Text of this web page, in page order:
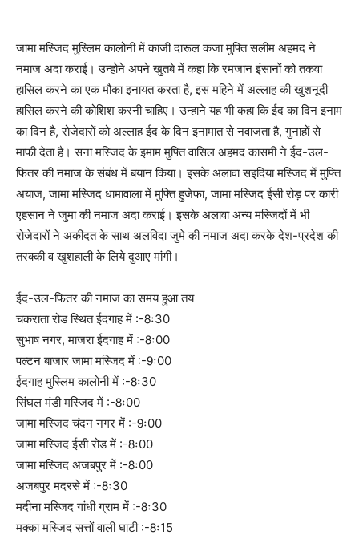
जामा मस्जिद मुस्लिम कालोनी में काजी दारूल कजा मुफ्ति सलीम अहमद ने
नमाज अदा कराई। उन्होने अपने खुतबे में कहा कि रमजान इंसानों को तकवा
हासिल करने का एक मौका इनायत करता है, इस महिने में अल्लाह की खुशनूदी
हासिल करने की कोशिश करनी चाहिए। उन्हाने यह भी कहा कि ईद का दिन इनाम
का दिन है, रोजेदारों को अल्लाह ईद के दिन इनामात से नवाजता है, गुनाहों से
माफी देता है। सना मस्जिद के इमाम मुफ्ति वासिल अहमद कासमी ने ईद-उल-
फितर की नमाज के संबंध में बयान किया। इसके अलावा सइदिया मस्जिद में मुफ्ति
अयाज, जामा मस्जिद धामावाला में मुफ्ति हुजेफा, जामा मस्जिद ईसी रोड़ पर कारी
एहसान ने जुमा की नमाज अदा कराई। इसके अलावा अन्य मस्जिदों में भी
रोजेदारों ने अकीदत के साथ अलविदा जुमे की नमाज अदा करके देश-प्रदेश की
तरक्की व खुशहाली के लिये दुआए मांगी।
ईद-उल-फितर की नमाज का समय हुआ तय
चकराता रोड स्थित ईदगाह में :-8ः30
सुभाष नगर, माजरा ईदगाह में :-8ः00
पल्टन बाजार जामा मस्जिद में :-9ः00
ईदगाह मुस्लिम कालोनी में :-8ः30
सिंघल मंडी मस्जिद में :-8ः00
जामा मस्जिद चंदन नगर में :-9ः00
जामा मस्जिद ईसी रोड में :-8ः00
जामा मस्जिद अजबपुर में :-8ः00
अजबपुर मदरसे में :-8ः30
मदीना मस्जिद गांधी ग्राम में :-8ः30
मक्का मस्जिद सत्तों वाली घाटी :-8ः15